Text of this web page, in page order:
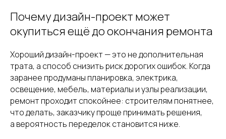
Почему дизайн-проект может
окупиться ещё до окончания ремонта
Хороший дизайн-проект — это не дополнительная
трата, а способ снизить риск дорогих ошибок. Когда
заранее продуманы планировка, электрика,
освещение, мебель, материалы и узлы реализации,
ремонт проходит спокойнее: строителям понятнее,
что делать, заказчику проще принимать решения,
а вероятность переделок становится ниже.